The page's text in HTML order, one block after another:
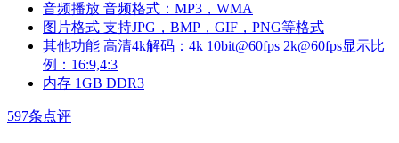
音频播放 音频格式：MP3，WMA
图片格式 支持JPG，BMP，GIF，PNG等格式
其他功能 高清4k解码：4k 10bit@60fps 2k@60fps显示比
例：16:9,4:3
内存 1GB DDR3
597条点评